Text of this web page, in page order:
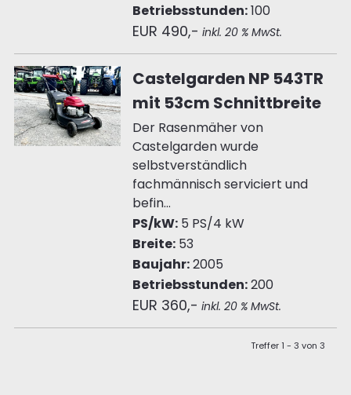
Betriebsstunden:100
EUR 490,- inkl. 20 % MwSt.
Castelgarden NP 543TR
mit 53cm Schnittbreite
Der Rasenmäher von
Castelgarden wurde
selbstverständlich
fachmännisch serviciert und
befin...
PS/kW:5 PS/4 kW
Breite:53
Baujahr:2005
Betriebsstunden:200
EUR 360,- inkl. 20 % MwSt.
Treffer 1 - 3 von 3